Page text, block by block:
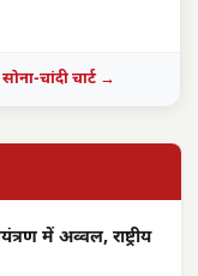
सोना-चांदी चार्ट →
में अव्वल, राष्ट्रीय